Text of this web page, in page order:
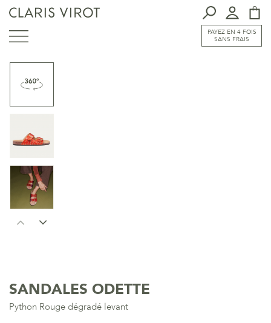
PAYEZ EN 4 FOIS
SANS FRAIS
SANDALES ODETTE
Python Rouge dégradé levant